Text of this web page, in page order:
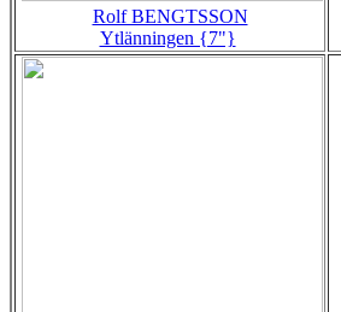
Rolf BENGTSSON
Ytlänningen {7"}